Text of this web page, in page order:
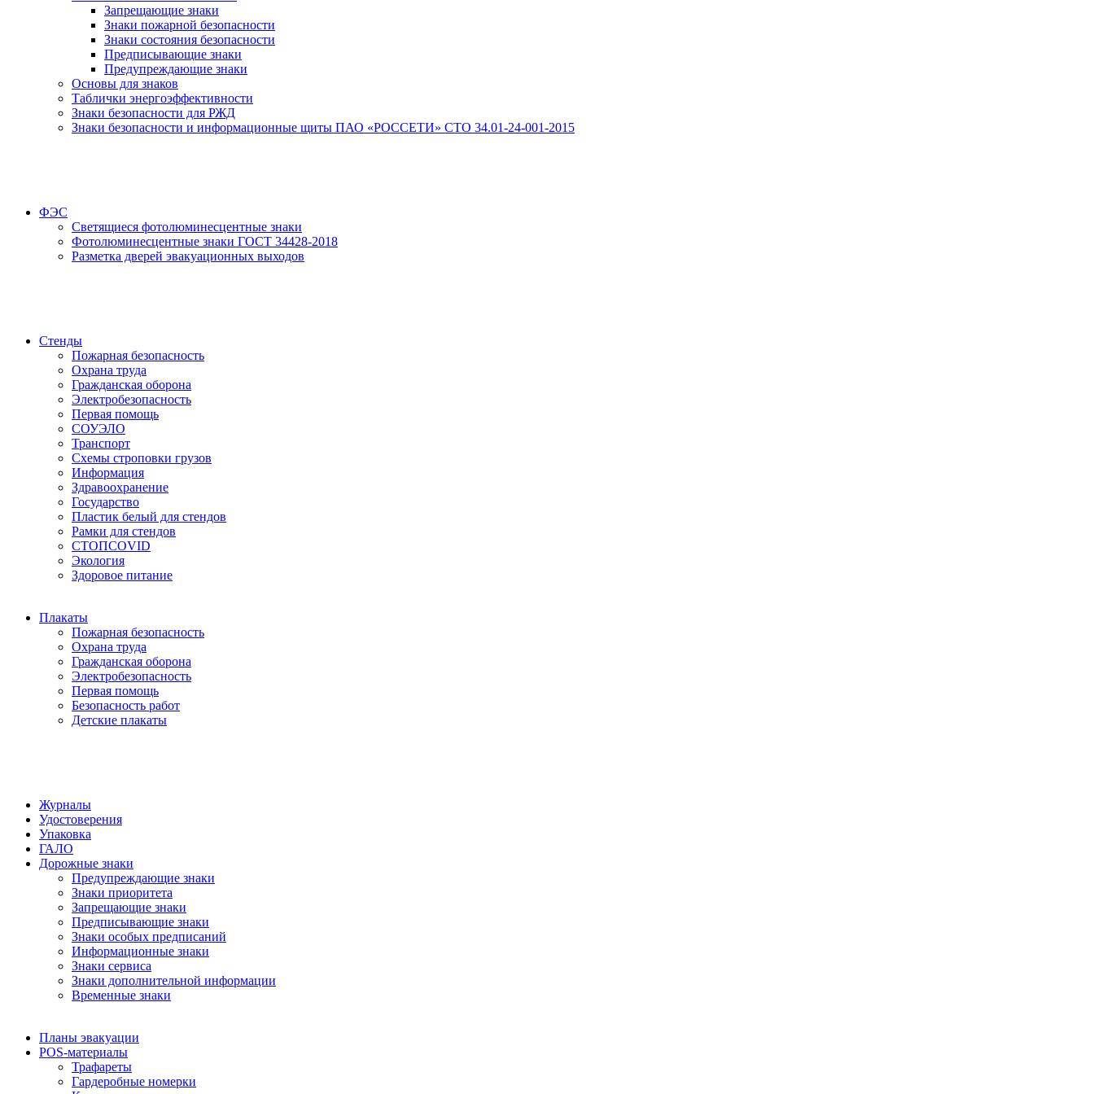
Запрещающие знаки
Знаки пожарной безопасности
Знаки состояния безопасности
Предписывающие знаки
Предупреждающие знаки
Основы для знаков
Таблички энергоэффективности
Знаки безопасности для РЖД
Знаки безопасности и информационные щиты ПАО «РОССЕТИ» СТО 34.01-24-001-2015
ФЭС
Светящиеся фотолюминесцентные знаки
Фотолюминесцентные знаки ГОСТ 34428-2018
Разметка дверей эвакуационных выходов
Стенды
Пожарная безопасность
Охрана труда
Гражданская оборона
Электробезопасность
Первая помощь
СОУЭЛО
Транспорт
Схемы строповки грузов
Информация
Здравоохранение
Государство
Пластик белый для стендов
Рамки для стендов
СТОПCOVID
Экология
Здоровое питание
Плакаты
Пожарная безопасность
Охрана труда
Гражданская оборона
Электробезопасность
Первая помощь
Безопасность работ
Детские плакаты
Журналы
Удостоверения
Упаковка
ГАЛО
Дорожные знаки
Предупреждающие знаки
Знаки приоритета
Запрещающие знаки
Предписывающие знаки
Знаки особых предписаний
Информационные знаки
Знаки сервиса
Знаки дополнительной информации
Временные знаки
Планы эвакуации
POS-материалы
Трафареты
Гардеробные номерки